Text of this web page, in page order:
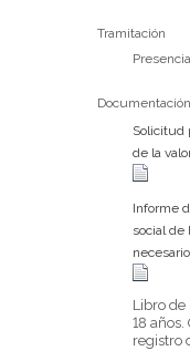
Tramitación
Solicitud
de la
Informe
social
Libro de
18
registro